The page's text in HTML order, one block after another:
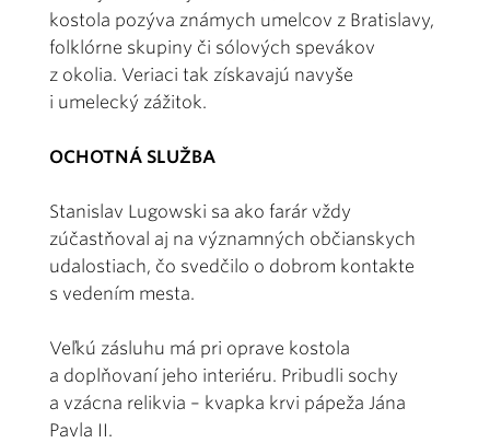
kostola pozýva známych umelcov z Bratislavy,
folklórne skupiny či sólových spevákov
z okolia. Veriaci tak získavajú navyše
i umelecký zážitok.
OCHOTNÁ SLUŽBA
Stanislav Lugowski sa ako farár vždy
zúčastňoval aj na významných občianskych
udalostiach, čo svedčilo o dobrom kontakte
s vedením mesta.
Veľkú zásluhu má pri oprave kostola
a doplňovaní jeho interiéru. Pribudli sochy
a vzácna relikvia – kvapka krvi pápeža Jána
Pavla II.